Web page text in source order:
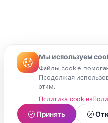
Мы используем
Файлы cookie
Продолжая
этим.
Политика cookies
Принять